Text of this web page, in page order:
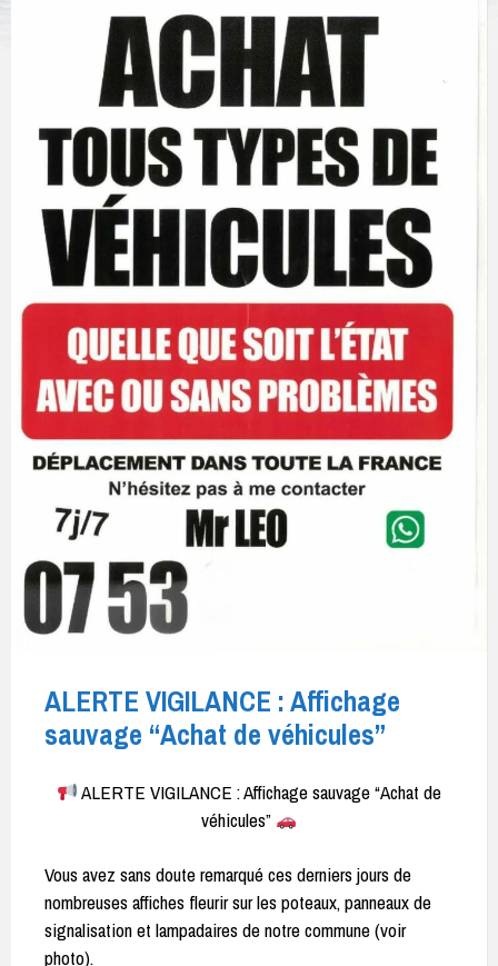
ALERTE VIGILANCE : Affichage
sauvage “Achat de véhicules”
ALERTE VIGILANCE : Affichage sauvage “Achat de
véhicules”
Vous avez sans doute remarqué ces derniers jours de
nombreuses affiches fleurir sur les poteaux, panneaux de
signalisation et lampadaires de notre commune (voir
photo).